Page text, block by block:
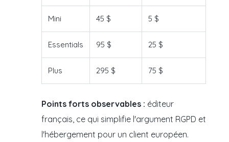
Mini 45 $ 5 $
Essentials 95 $ 25 $
Plus 295 $ 75 $
Points forts observables : éditeur
français, ce qui simplifie l'argument RGPD et
l'hébergement pour un client européen.